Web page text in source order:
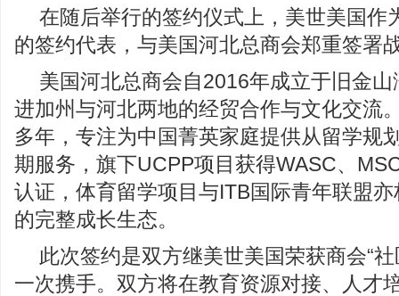
在随后举行的签约仪式上，美世美国作
的签约代表，与美国河北总商会郑重签署
美国河北总商会自2016年成立于旧金
进加州与河北两地的经贸合作与文化交流
多年，专注为中国菁英家庭提供从留学规
期服务，旗下UCPP项目获得WASC、
认证，体育留学项目与ITB国际青年联盟
的完整成长生态。
此次签约是双方继美世美国荣获商会“
一次携手。双方将在教育资源对接、人才